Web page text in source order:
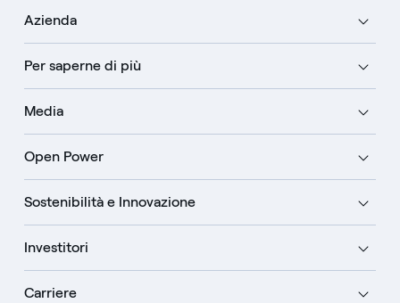
Azienda
Per saperne di più
Media
Open Power
Sostenibilità e Innovazione
Investitori
Carriere